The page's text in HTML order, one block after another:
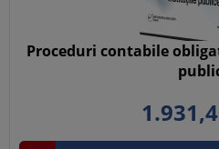
Proceduri contabile
1.931,